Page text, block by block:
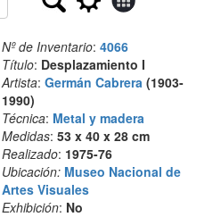
Nº de Inventario: 4066
Título: Desplazamiento I
Artista: Germán Cabrera(1903-
1990)
Técnica: Metal y madera
Medidas: 53 x 40 x 28 cm
Realizado: 1975-76
Ubicación: Museo Nacional de
Artes Visuales
Exhibición: No